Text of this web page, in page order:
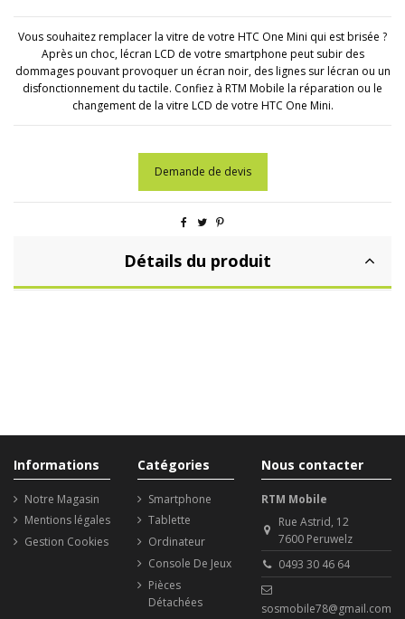
Vous souhaitez remplacer la vitre de votre HTC One Mini qui est brisée ?
Après un choc, lécran LCD de votre smartphone peut subir des
dommages pouvant provoquer un écran noir, des lignes sur lécran ou un
disfonctionnement du tactile. Confiez à RTM Mobile la réparation ou le
changement de la vitre LCD de votre HTC One Mini.
Demande de devis
Détails du produit
Informations
Notre Magasin
Mentions légales
Gestion Cookies
Catégories
Smartphone
Tablette
Ordinateur
Console De Jeux
Pièces
Détachées
Nous contacter
RTM Mobile
Rue Astrid, 12
7600 Peruwelz
0493 30 46 64
sosmobile78@gmail.com